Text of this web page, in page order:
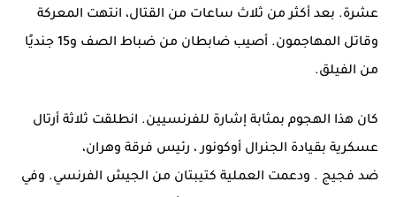
عشرة. بعد أكثر من ثلاث ساعات من القتال، انتهت المعركة
وقاتل المهاجمون. أصيب ضابطان من ضباط الصف و15 جنديًا
من الفيلق.
كان هذا الهجوم بمثابة إشارة للفرنسيين. انطلقت ثلاثة أرتال
عسكرية بقيادة الجنرال أوكونور ، رئيس فرقة وهران،
ضد فجيج . ودعمت العملية كتيبتان من الجيش الفرنسي. وفي